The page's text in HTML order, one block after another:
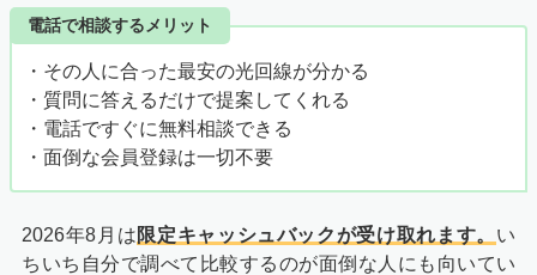
電話で相談するメリット
・その人に合った最安の光回線が分かる
・質問に答えるだけで提案してくれる
・電話ですぐに無料相談できる
・面倒な会員登録は一切不要
2026年8月は限定キャッシュバックが受け取れます。 い
ちいち自分で調べて比較するのが面倒な人にも向いてい